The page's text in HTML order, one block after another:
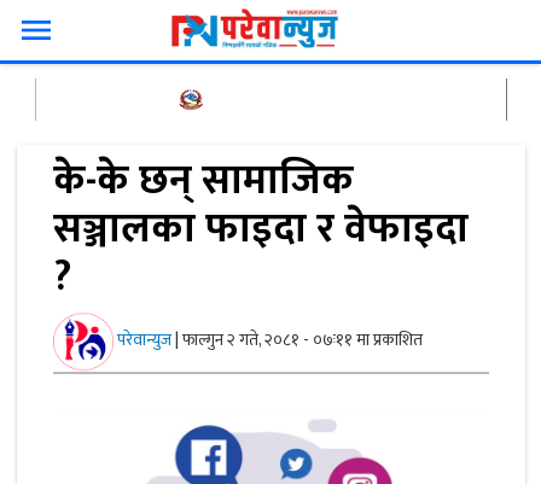
menu
के-के छन् सामाजिक
सञ्जालका फाइदा र वेफाइदा
?
परेवान्युज|फाल्गुन २ गते, २०८१ - ०७ः११ मा प्रकाशित